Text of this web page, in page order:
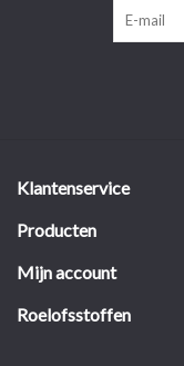
Klantenservice
Producten
Mijn account
Roelofsstoffen